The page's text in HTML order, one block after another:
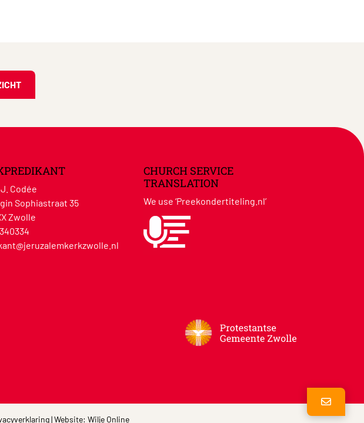
J. Codée
Sophiastraat 35
Zwolle
CHURCH SERVICE
TRANSLATION
We use ‘Preekondertiteling.nl’
| Website: Wilje Online